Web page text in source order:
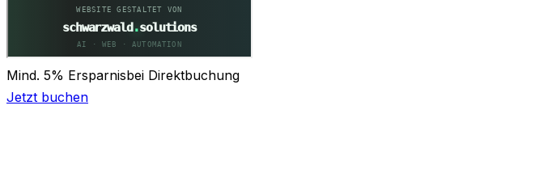
Mind. 5% Ersparnisbei Direktbuchung
Jetzt buchen